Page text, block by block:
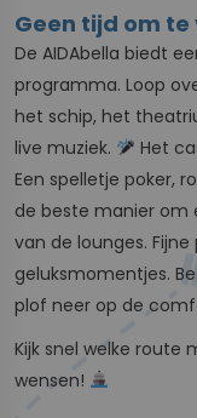
Geen tijd om
De AIDAbella biedt
programma. Loop
het schip, het
live muziek.
Het
Een spelletje poker,
de beste manier om
van de lounges.
geluksmomentjes.
plof neer op de
Kijk snel welke route
wensen!